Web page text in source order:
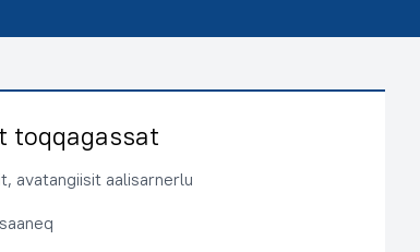
toqqagassat
avatangiisit aalisarnerlu